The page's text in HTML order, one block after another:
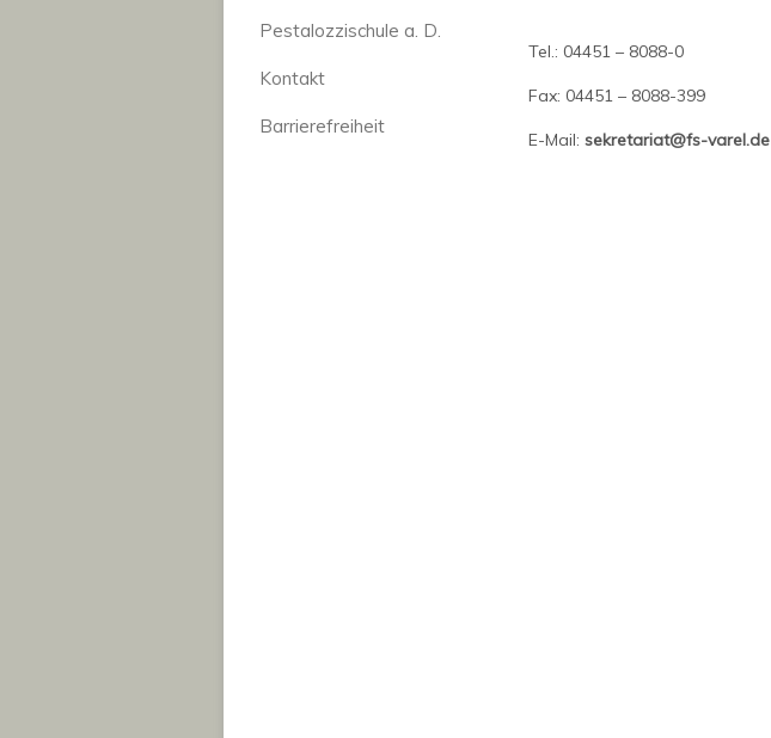
Pestalozzischule a. D.
Kontakt
Barrierefreiheit
Tel.: 04451 – 8088-0
Fax: 04451 – 8088-399
E-Mail: sekretariat@fs-varel.de